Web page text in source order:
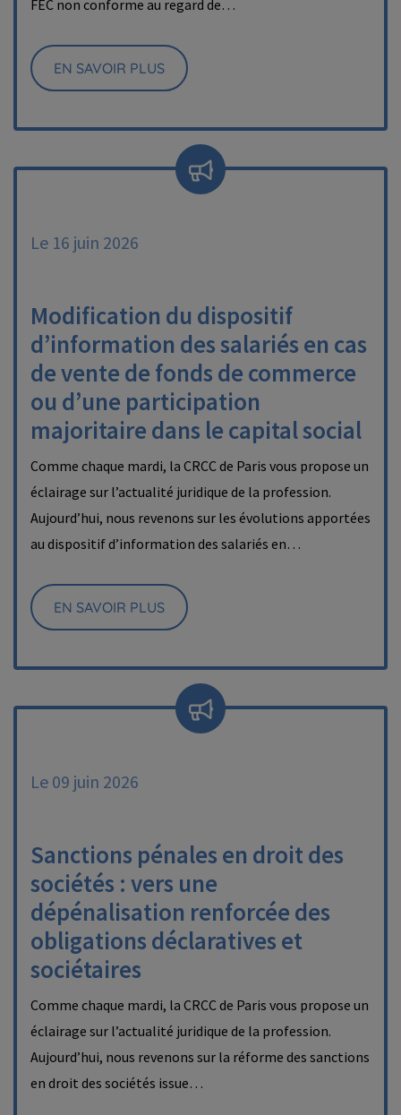
FEC non conforme au regard de…
EN SAVOIR PLUS
Le 16 juin 2026
Modification du dispositif
d’information des salariés en cas
de vente de fonds de commerce
ou d’une participation
majoritaire dans le capital social
Comme chaque mardi, la CRCC de Paris vous propose un
éclairage sur l’actualité juridique de la profession.
Aujourd’hui, nous revenons sur les évolutions apportées
au dispositif d’information des salariés en…
EN SAVOIR PLUS
Le 09 juin 2026
Sanctions pénales en droit des
sociétés : vers une
dépénalisation renforcée des
obligations déclaratives et
sociétaires
Comme chaque mardi, la CRCC de Paris vous propose un
éclairage sur l’actualité juridique de la profession.
Aujourd’hui, nous revenons sur la réforme des sanctions
en droit des sociétés issue…